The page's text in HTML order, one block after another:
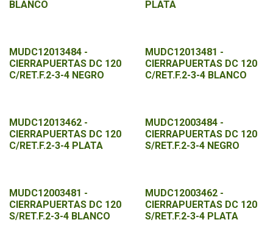
BLANCO
PLATA
MUDC12013484 -
CIERRAPUERTAS DC 120
C/RET.F.2-3-4 NEGRO
MUDC12013481 -
CIERRAPUERTAS DC 120
C/RET.F.2-3-4 BLANCO
MUDC12013462 -
CIERRAPUERTAS DC 120
C/RET.F.2-3-4 PLATA
MUDC12003484 -
CIERRAPUERTAS DC 120
S/RET.F.2-3-4 NEGRO
MUDC12003481 -
CIERRAPUERTAS DC 120
S/RET.F.2-3-4 BLANCO
MUDC12003462 -
CIERRAPUERTAS DC 120
S/RET.F.2-3-4 PLATA